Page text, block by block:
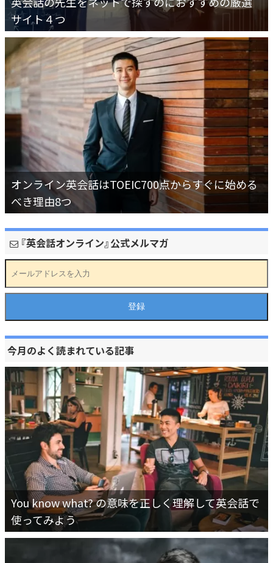
サイト４つ
オンライン英会話はTOEIC700点からすぐに始める
べき理由8つ
『英会話オンライン』公式メルマガ
今月のよく読まれている記事
You know what? の意味を正しく理解して英会話で
使ってみよう